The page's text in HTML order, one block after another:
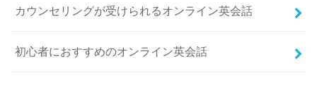
カウンセリングが受けられるオンライン英会話
初心者におすすめのオンライン英会話